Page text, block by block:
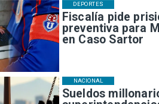
Fiscalía pide
preventiva para
en Caso Sartor
DEPORTES
Sueldos
NACIONAL